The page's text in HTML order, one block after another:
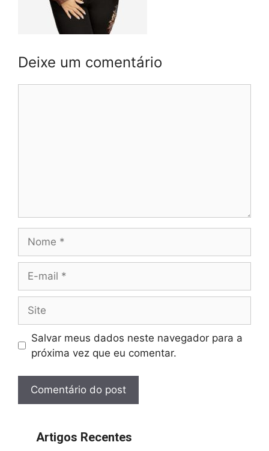
Deixe um comentário
mail
Salvar meus dados neste navegador para a
próxima vez que eu comentar.
Artigos Recentes